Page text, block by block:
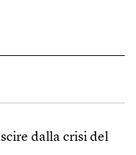
dalla crisi del